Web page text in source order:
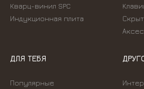
Кварц-винил SPC
Индукционная плита
ДЛЯ ТЕБЯ
Популярные